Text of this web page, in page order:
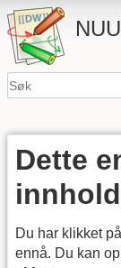
Dette
innhold
Du har klikket
ennå. Du kan